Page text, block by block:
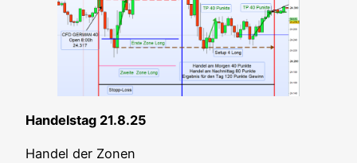
Han­dels­tag 21.8.25
Han­del der Zonen